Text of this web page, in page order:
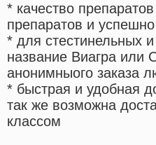
* качество
препаратов и
* для стестинельных
название Виагра или
анонимныого заказа
* быстрая и удобная
так же возможна
классом